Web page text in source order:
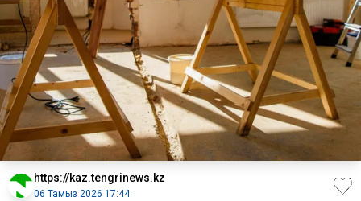
https://kaz.tengrinews.kz
06 Тамыз 2026 17:44